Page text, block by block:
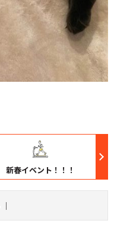
新春イベント！！！
｜